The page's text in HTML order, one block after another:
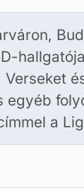
egyéb
a